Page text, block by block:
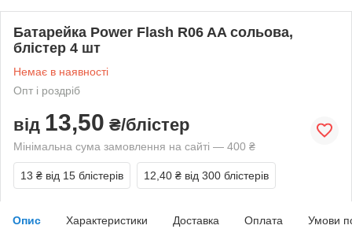
Батарейка Power Flash R06 AA сольова,
блістер 4 шт
Немає в наявності
Опт і роздріб
від 13,50 ₴/блістер
Мінімальна сума замовлення на сайті — 400 ₴
13 ₴ від 15 блістерів 12,40 ₴ від 300 блістерів
Опис Характеристики Доставка Оплата Умови